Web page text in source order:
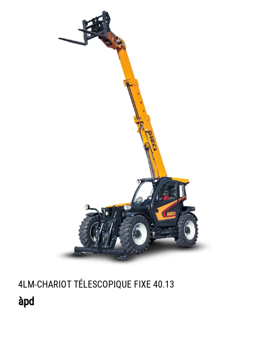
4LM-CHARIOT TÉLESCOPIQUE FIXE 40.13
àpd